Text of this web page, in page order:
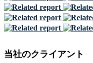
当社のクライアント